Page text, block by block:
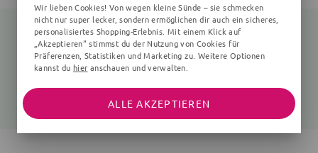
Langarmbody
26,91 €
Print
Wir lieben Cookies! Von wegen kleine Sünde – sie schmecken
nicht nur super lecker, sondern ermöglichen dir auch ein sicheres,
personalisiertes Shopping-Erlebnis. Mit einem Klick auf
„Akzeptieren“ stimmst du der Nutzung von Cookies für
Präferenzen, Statistiken und Marketing zu. Weitere Optionen
kannst du hier anschauen und verwalten.
ALLE AKZEPTIEREN